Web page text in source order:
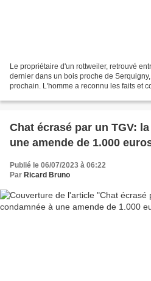
Le propriétaire d'un rottweiler, retrouvé
dernier dans un bois proche de
prochain. L'homme a reconnu les faits et
Chat écrasé par un TGV:
une amende de 1.000
Publié le 06/07/2023 à 06:22
Par Ricard Bruno